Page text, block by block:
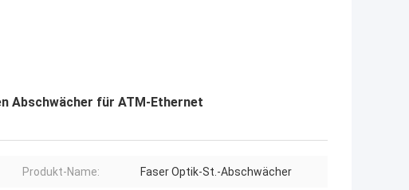
Abschwächer für ATM-Ethernet
Produkt-Name: Faser Optik-St.-Abschwächer